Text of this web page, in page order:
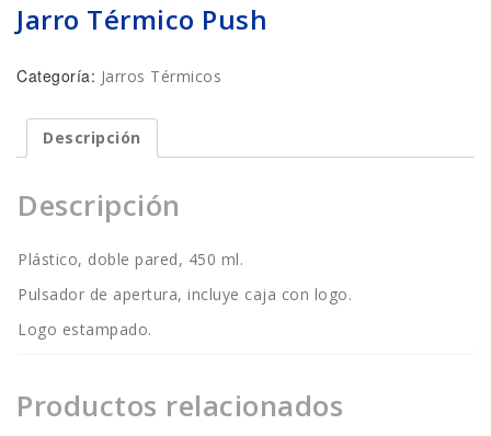
Jarro Térmico Push
Categoría: Jarros Térmicos
Descripción
Descripción
Plástico, doble pared, 450 ml.
Pulsador de apertura, incluye caja con logo.
Logo estampado.
Productos relacionados